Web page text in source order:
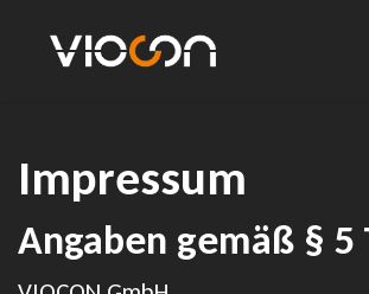
Impressum
Angaben gemäß § 5